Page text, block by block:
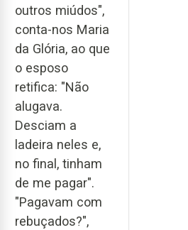
outros miúdos",
conta-nos Maria
da Glória, ao que
o esposo
retifica: "Não
alugava.
Desciam a
ladeira neles e,
no final, tinham
de me pagar".
"Pagavam com
rebuçados?",